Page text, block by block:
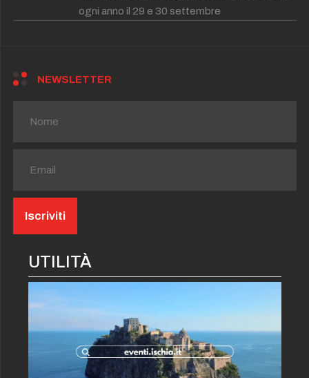
ogni anno il 29 e 30 settembre
NEWSLETTER
UTILITÀ